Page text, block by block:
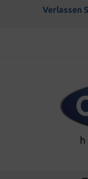
springenVerlassen